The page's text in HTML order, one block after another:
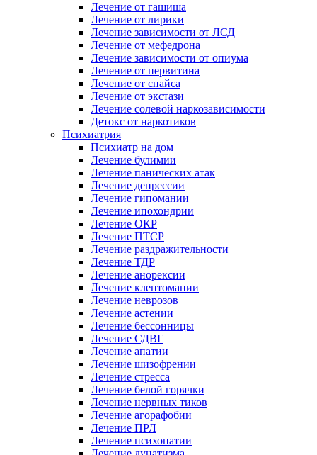
Лечение от гашиша
Лечение от лирики
Лечение зависимости от ЛСД
Лечение от мефедрона
Лечение зависимости от опиума
Лечение от первитина
Лечение от спайса
Лечение от экстази
Лечение солевой наркозависимости
Детокс от наркотиков
Психиатрия
Психиатр на дом
Лечение булимии
Лечение панических атак
Лечение депрессии
Лечение гипомании
Лечение ипохондрии
Лечение ОКР
Лечение ПТСР
Лечение раздражительности
Лечение ТДР
Лечение анорексии
Лечение клептомании
Лечение неврозов
Лечение астении
Лечение бессонницы
Лечение СДВГ
Лечение апатии
Лечение шизофрении
Лечение стресса
Лечение белой горячки
Лечение нервных тиков
Лечение агорафобии
Лечение ПРЛ
Лечение психопатии